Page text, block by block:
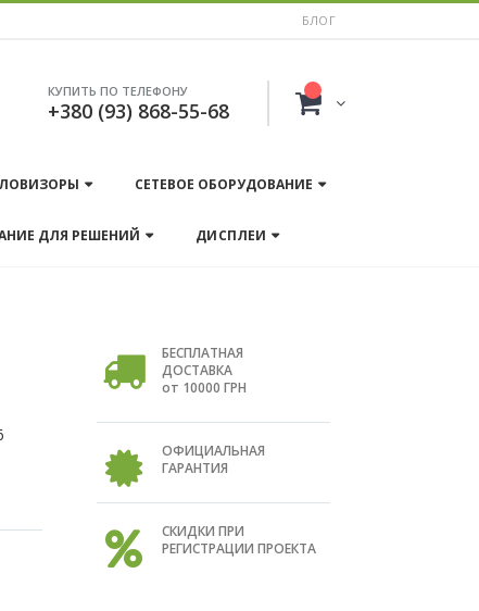
БЛОГ
КУПИТЬ ПО ТЕЛЕФОНУ
+380 (93) 868-55-68
СЕТЕВОЕ ОБОРУДОВАНИЕ
ДЛЯ РЕШЕНИЙ ДИСПЛЕИ
БЕСПЛАТНАЯ
ДОСТАВКА
от 10000 ГРН
ОФИЦИАЛЬНАЯ
ГАРАНТИЯ
СКИДКИ ПРИ
РЕГИСТРАЦИИ ПРОЕКТА